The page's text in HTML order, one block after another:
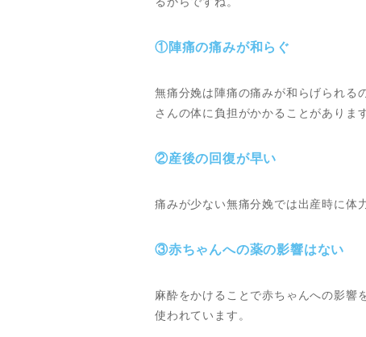
①陣痛の痛みが和らぐ
無痛分娩は陣痛の痛みが和らげられる
さんの体に負担がかかることがありま
②産後の回復が早い
痛みが少ない無痛分娩では出産時に体
③赤ちゃんへの薬の影響はない
麻酔をかけることで赤ちゃんへの影響
使われています。